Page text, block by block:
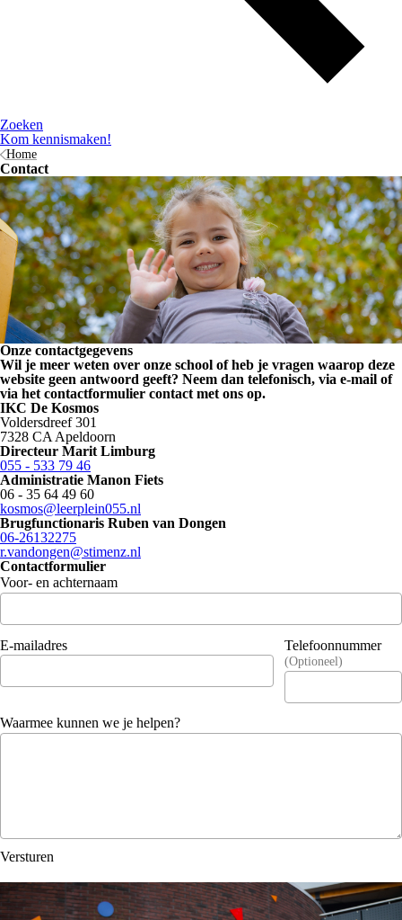
Zoeken
Kom kennismaken!
Home
Contact
Onze contactgegevens
Wil je meer weten over onze school of heb je vragen waarop deze
website geen antwoord geeft? Neem dan telefonisch, via e-mail of
via het contactformulier contact met ons op.
IKC De Kosmos
Voldersdreef 301
7328 CA Apeldoorn
Directeur Marit Limburg
055 - 533 79 46
Administratie Manon Fiets
​06 - 35 64 49 60​​
kosmos@leerplein055.nl
Brugfunctionaris Ruben van Dongen
06-26132275
r.vandongen@stimenz.nl
Contactformulier
Voor- en achternaam
E-mailadres Telefoonnummer
Optioneel
Waarmee kunnen we je helpen?
Versturen